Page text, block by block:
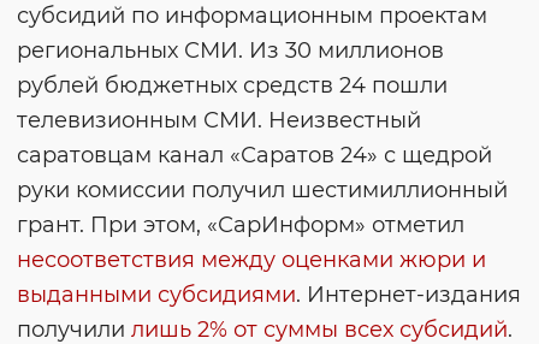
субсидий по информационным проектам
региональных СМИ. Из 30 миллионов
рублей бюджетных средств 24 пошли
телевизионным СМИ. Неизвестный
саратовцам канал «Саратов 24» с щедрой
руки комиссии получил шестимиллионный
грант. При этом, «СарИнформ» отметил
несоответствия между оценками жюри и
выданными субсидиями. Интернет-издания
получили лишь 2% от суммы всех субсидий.